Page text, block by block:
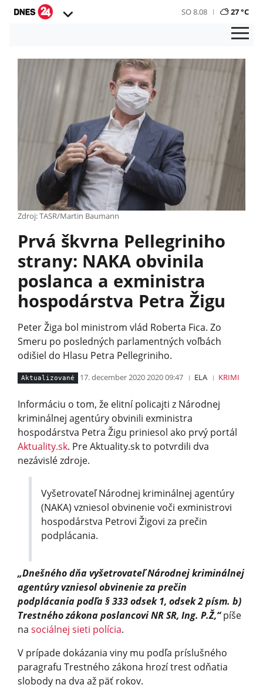
SO 8.08 27 °C
Zdroj: TASR/Martin Baumann
Prvá škvrna Pellegriniho
strany: NAKA obvinila
poslanca a exministra
hospodárstva Petra Žigu
Peter Žiga bol ministrom vlád Roberta Fica. Zo
Smeru po posledných parlamentných voľbách
odišiel do Hlasu Petra Pellegriniho.
Aktualizované 17. december 2020 2020 09:47 ELA KRIMI
Informáciu o tom, že elitní policajti z Národnej
kriminálnej agentúry obvinili exministra
hospodárstva Petra Žigu priniesol ako prvý portál
Aktuality.sk. Pre Aktuality.sk to potvrdili dva
nezávislé zdroje.
Vyšetrovateľ Národnej kriminálnej agentúry
(NAKA) vzniesol obvinenie voči exministrovi
hospodárstva Petrovi Žigovi za prečin
podplácania.
„Dnešného dňa vyšetrovateľ Národnej kriminálnej
agentúry vzniesol obvinenie za prečin
podplácania podľa § 333 odsek 1, odsek 2 písm. b)
Trestného zákona poslancovi NR SR, Ing. P.Ž,“píše
na sociálnej sieti polícia.
V prípade dokázania viny mu podľa príslušného
paragrafu Trestného zákona hrozí trest odňatia
slobody na dva až päť rokov.